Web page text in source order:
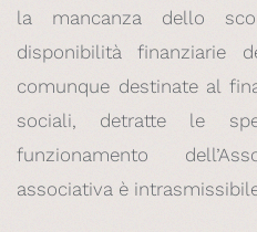
la mancanza dello
disponibilità finanziarie
comunque destinate al
sociali, detratte le
funzionamento
associativa è